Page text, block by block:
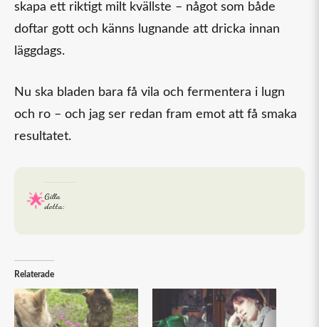
skapa ett riktigt milt kvällste – något som både
doftar gott och känns lugnande att dricka innan
läggdags.
Nu ska bladen bara få vila och fermentera i lugn
och ro – och jag ser redan fram emot att få smaka
resultatet.
Gilla
detta:
Relaterade